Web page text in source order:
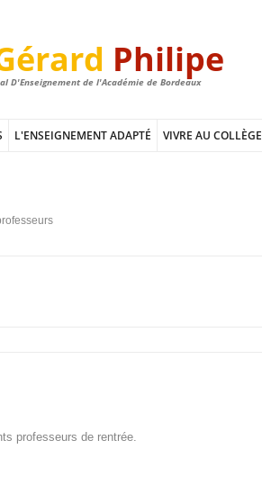
Philipe
D'Enseignement de l'Académie de Bordeaux
L'ENSEIGNEMENT ADAPTÉ VIVRE AU COLLÈGE
professeurs de rentrée.